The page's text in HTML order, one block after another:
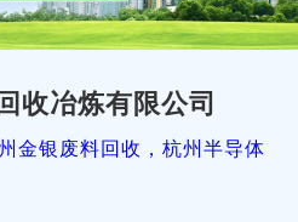
收冶炼有限公司
金银废料回收，杭州半导体